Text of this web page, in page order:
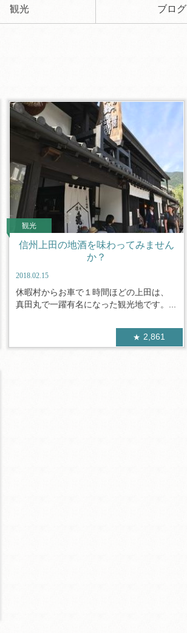
観光 ブログ
観光
信州上田の地酒を味わってみません
か？
2018.02.15
休暇村からお車で１時間ほどの上田は、
真田丸で一躍有名になった観光地です。...
2,861